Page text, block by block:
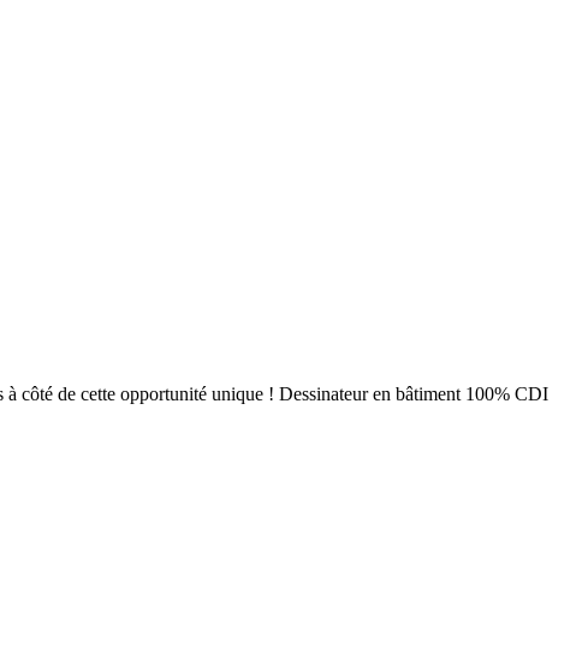
à côté de cette opportunité unique ! Dessinateur en bâtiment 100% CDI